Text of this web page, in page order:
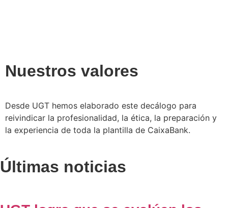
Nuestros valores
Desde UGT hemos elaborado este decálogo para
reivindicar la profesionalidad, la ética, la preparación y
la experiencia de toda la plantilla de CaixaBank.
Últimas noticias